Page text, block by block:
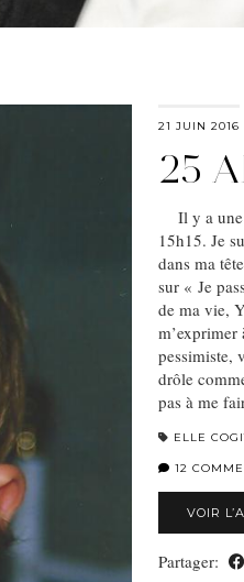
21 JUIN 2016
25
Il y a une
15h15. Je
dans ma
sur « Je
de ma vie,
pessimiste,
drôle
pas à me
ELLE
12
VOIR
Partager: